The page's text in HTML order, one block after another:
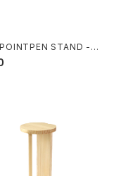
STAND -F